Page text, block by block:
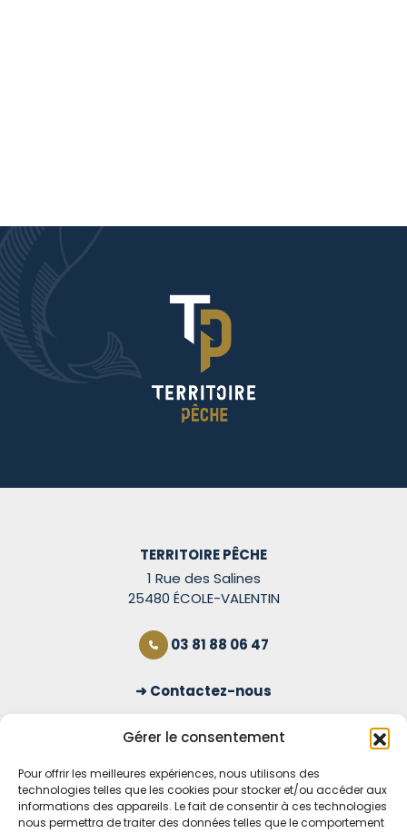
Gérer le consentement
Pour offrir les meilleures expériences, nous utilisons des
technologies telles que les cookies pour stocker et/ou accéder aux
informations des appareils. Le fait de consentir à ces technologies
nous permettra de traiter des données telles que le comportement
TERRITOIRE PÊCHE
1 Rue des Salines
25480 ÉCOLE-VALENTIN
03 81 88 06 47
Contactez-nous
S'inscrire à la newsletter
OUVERT TOUS LES JOURS